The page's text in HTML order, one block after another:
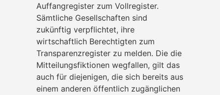
Auffangregister zum Vollregister.
Sämtliche Gesellschaften sind
zukünftig verpflichtet, ihre
wirtschaftlich Berechtigten zum
Transparenzregister zu melden. Die die
Mitteilungsfiktionen wegfallen, gilt das
auch für diejenigen, die sich bereits aus
einem anderen öffentlich zugänglichen